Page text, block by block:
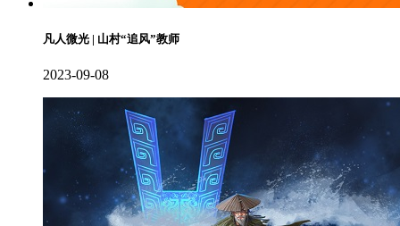
凡人微光 | 山村“追风”教师
2023-09-08